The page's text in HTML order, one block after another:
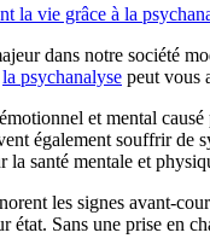
la vie grâce à la
dans notre société
la psychanalyse peut vous
et mental
également souffrir de
la santé mentale et
les signes avant-
état. Sans une prise en